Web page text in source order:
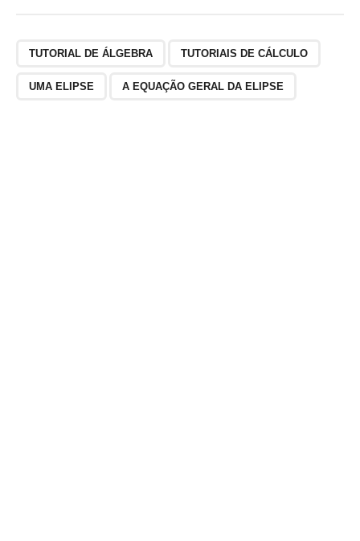
TUTORIAL DE ÁLGEBRA TUTORIAIS DE CÁLCULO
UMA ELIPSE A EQUAÇÃO GERAL DA ELIPSE